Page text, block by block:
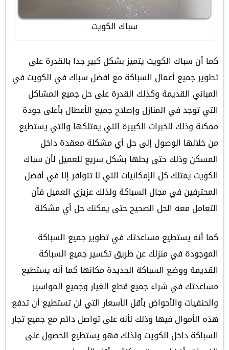
سباك الكويت
كما أن سباك الكويت يتميز بشكل كبير جدا بالقدرة على
تطوير جميع أعمال السباكة مع افضل سباك في الكويت في
المباني القديمة وكذلك القدرة على حل جميع المشاكل
التي توجد في المنازل وإصلاح جميع الأعطال بأعلى جودة
ممكنة وذلك للخبرات الكبيرة التي يمتلكها والتي يستطيع
من خلالها الوصول إلى حل أي مشكلة معقدة داخل
المسكن وذلك حتى يحلها بشكل سريع للعميل لأن سباك
الكويت يمتلك كل الإمكانيات التي لا تتوافر إلا في أفضل
المحترفين في مجال السباكة ولذلك عزيزي العميل فأن
التعامل معه الحل الصحيح حتى يمكنك حل أي مشكلة
كما أنه يستطيع مساعدتك في تطوير جميع السباكة
الموجودة في منزلك عن طريق تكسير جميع السباكة
القديمة ووضع السباكة الجديدة مكانها كما أنه يستطيع
مساعدتك في شراء جميع قطع الغيار وجميع المواسير
والحنفيات والأحواض بأقل الأسعار التي لن تستطيع أن تدفع
هذه الأموال فيها وذلك لأنه على تواصل دائم مع جميع تجار
السباكة داخل الكويت ولذلك فهو يستطيع الحصول على